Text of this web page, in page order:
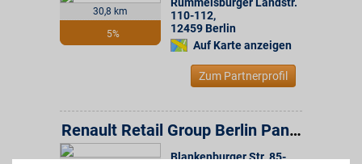
30,8 km
5%
110-112,
12459 Berlin
Auf Karte anzeigen
Zum Partnerprofil
Renault Retail Group Berlin Pankow
Blankenburger Str. 85-